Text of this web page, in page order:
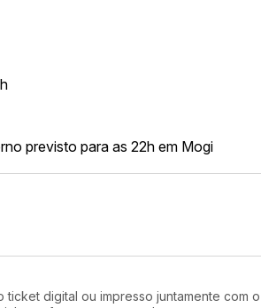
previsto para as 22h em Mogi
digital ou impresso juntamente com o